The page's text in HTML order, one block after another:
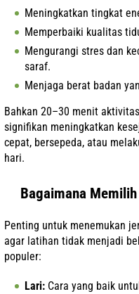
Meningkatkan tingkat
Memperbaiki kualitas
Mengurangi stres dan
saraf.
Menjaga berat badan
Bahkan 20–30 menit
signifikan meningkatkan
cepat, bersepeda, atau
hari.
Bagaimana
Penting untuk menemukan
agar latihan tidak menjadi
populer:
Lari: Cara yang baik